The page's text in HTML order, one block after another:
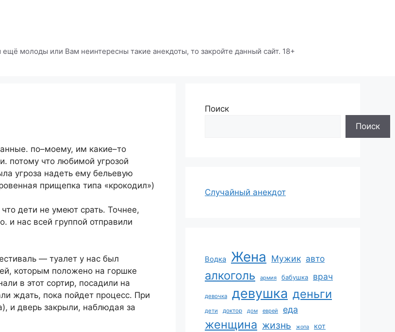
молоды или Вам неинтересны такие анекдоты, то закройте данный сайт. 18+
по–моему, им какие–то
потому что любимой угрозой
угроза надеть ему бельевую
прищепка типа «крокодил»)
дети не умеют срать. Точнее,
и нас всей группой отправили
— туалет у нас был
которым положено на горшке
в этот сортир, посадили на
ждать, пока пойдет процесс. При
и дверь закрыли, наблюдая за
Поиск
Поиск
Случайный анекдот
Водка Жена Мужик авто
алкоголь армия бабушка врач
девочка девушка деньги
дети доктор дом еврей еда
женщина жизнь жопа кот